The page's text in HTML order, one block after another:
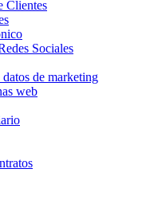
Clientes
Sociales
de marketing
web